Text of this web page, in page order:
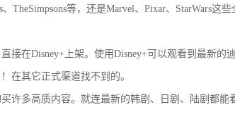
TheSimpsons等，还是Marvel、Pixar、StarWars这
接在Disney+上架。使用Disney+可以观看到最新的
在其它正式渠道找不到的。
许多高质内容。就连最新的韩剧、日剧、陆剧都能